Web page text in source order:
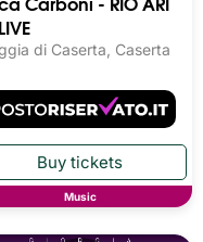
di Caserta, Caserta
Music